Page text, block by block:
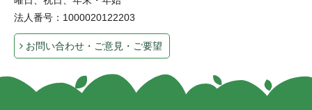
法人番号：1000020122203
お問い合わせ・ご意見・ご要望